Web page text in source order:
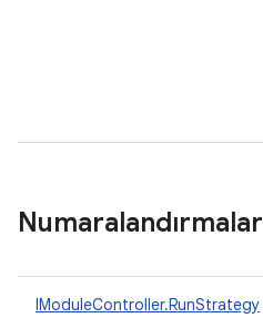
Numaralandırmalar
IModuleController.RunStrategy